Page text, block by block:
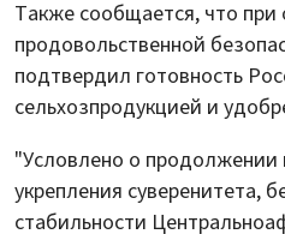
Также сообщается, что
продовольственной
подтвердил готовность
сельхозпродукцией и
"Условлено о продолжении
укрепления суверенитета,
стабильности